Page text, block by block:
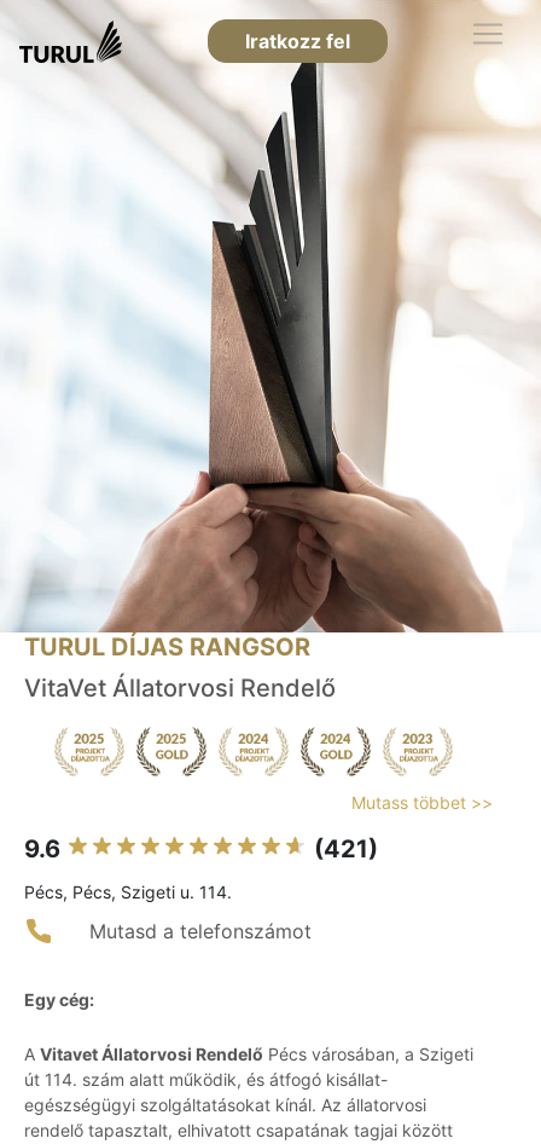
Iratkozz fel
TURUL DÍJAS RANGSOR
VitaVet Állatorvosi Rendelő
Mutass többet >>
9.6 (421)
Pécs, Pécs, Szigeti u. 114.
Mutasd a telefonszámot
Egy cég:
A Vitavet Állatorvosi Rendelő Pécs városában, a Szigeti
út 114. szám alatt működik, és átfogó kisállat-
egészségügyi szolgáltatásokat kínál. Az állatorvosi
rendelő tapasztalt, elhivatott csapatának tagjai között